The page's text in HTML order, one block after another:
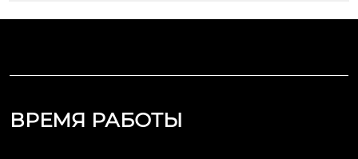
ВРЕМЯ РАБОТЫ